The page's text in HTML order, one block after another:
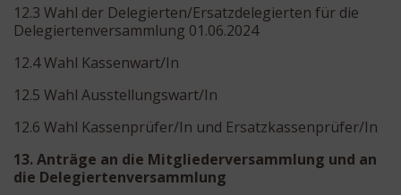
12.3 Wahl der Delegierten/Ersatzdelegierten für die
Delegiertenversammlung 01.06.2024
12.4 Wahl Kassenwart/In
12.5 Wahl Ausstellungswart/In
12.6 Wahl Kassenprüfer/In und Ersatzkassenprüfer/In
13. Anträge an die Mitgliederversammlung und an
die Delegiertenversammlung